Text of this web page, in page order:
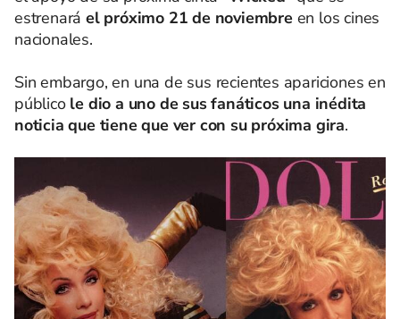
estrenaráel próximo 21 de noviembre en los cines
nacionales.
Sin embargo, en una de sus recientes apariciones en
público le dio a uno de sus fanáticos una inédita
noticia que tiene que ver con su próxima gira.